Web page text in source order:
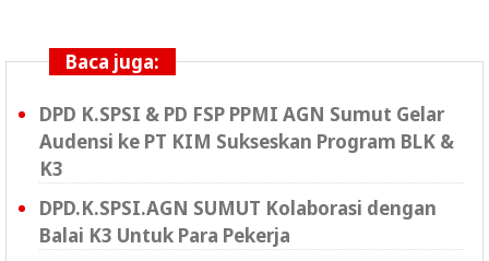
Baca juga:
DPD K.SPSI & PD FSP PPMI AGN Sumut Gelar
Audensi ke PT KIM Sukseskan Program BLK &
K3
DPD.K.SPSI.AGN SUMUT Kolaborasi dengan
Balai K3 Untuk Para Pekerja